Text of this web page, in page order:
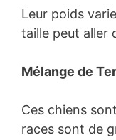
Leur poids
taille peut aller
Mélange de
Ces chiens
races sont de